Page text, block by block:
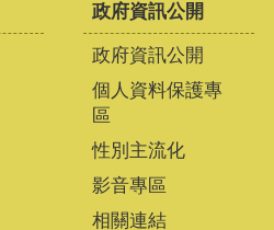
政府資訊公開
政府資訊公開
個人資料保護專
區
性別主流化
影音專區
相關連結